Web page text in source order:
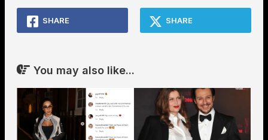
SHARE SHARE
You may also like...